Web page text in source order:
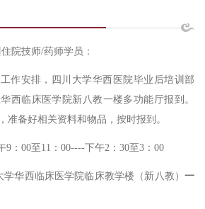
院技师/药师学员：
作安排，四川大学华西医院毕业后培训部
华西临床医学院新八教一楼多功能厅报到。
准备好相关资料和物品，按时报到。
9：00至11：00----下午2：30至3：00
学华西临床医学院临床教学楼（新八教）一